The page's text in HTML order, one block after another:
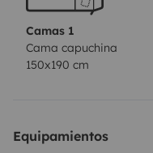
Camas 1
Cama capuchina
150x190 cm
Equipamientos